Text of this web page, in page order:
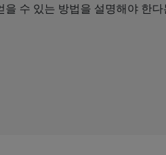
을 수 있는 방법을 설명해야 한